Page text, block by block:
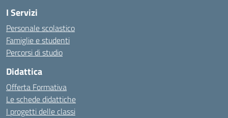
I Servizi
Personale scolastico
Famiglie e studenti
Percorsi di studio
Didattica
Offerta Formativa
Le schede didattiche
I progetti delle classi